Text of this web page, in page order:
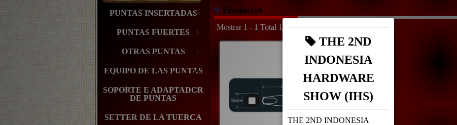
PUNTAS INSERTADAS
PUNTAS FUERTES
OTRAS PUNTAS
EQUIPO DE LAS PUNTAS
SOPORTE E ADAPTADOR
DE PUNTAS
SETTER DE LA TUERCA
Productos
Mostrar 1 - 1 Total 1
THE 2ND
INDONESIA
HARDWARE
SHOW (IHS)
THE 2ND INDONESIA